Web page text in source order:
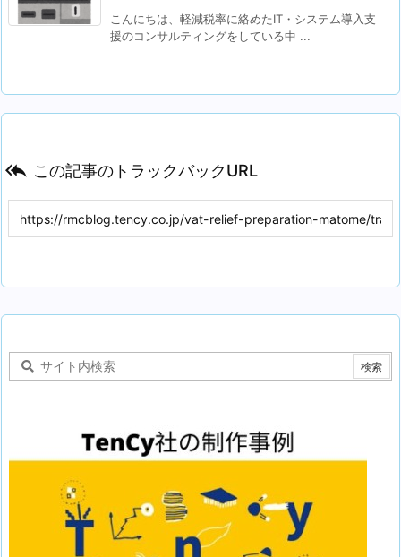
こんにちは、軽減税率に絡めたIT・システム導入支
援のコンサルティングをしている中 ...
 この記事のトラックバックURL